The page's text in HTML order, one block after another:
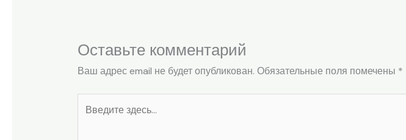
Оставьте комментарий
Ваш адрес email не будет опубликован. Обязательные поля помечены *
здесь...